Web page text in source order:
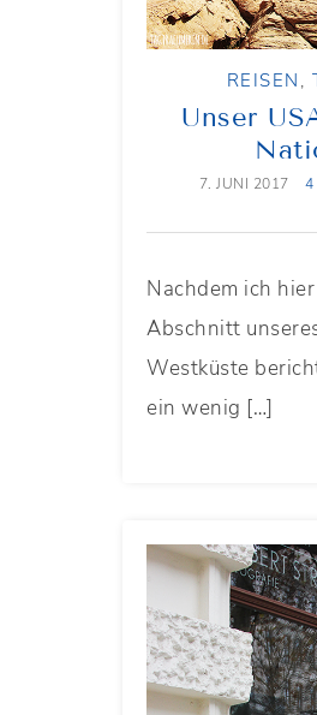
REISEN ,
Unser
7. JUNI 2017 4
Nachdem ich
Abschnitt
Westküste
ein wenig […]